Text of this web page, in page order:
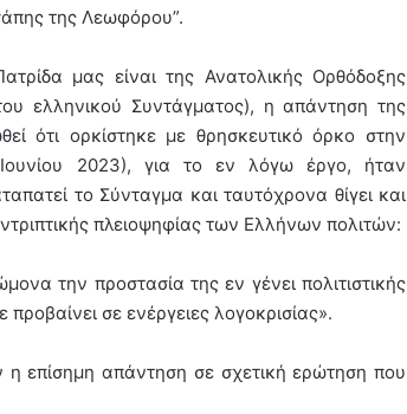
της Λεωφόρου”.
μας είναι της Ανατολικής Ορθόδοξης
ελληνικού Συντάγματος), η απάντηση της
ότι ορκίστηκε με θρησκευτικό όρκο στην
2023), για το εν λόγω έργο, ήταν
το Σύνταγμα και ταυτόχρονα θίγει και
πλειοψηφίας των Ελλήνων πολιτών:
την προστασία της εν γένει πολιτιστικής
σε ενέργειες λογοκρισίας».
επίσημη απάντηση σε σχετική ερώτηση που